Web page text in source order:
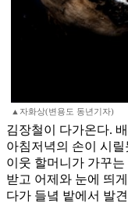
▲자화상(변용도 동년기자)
김장철이 다가온다.
아침저녁의 손이 시
이웃 할머니가 가꾸
받고 어제와 눈에 띄
다가 들녘 밭에서 발